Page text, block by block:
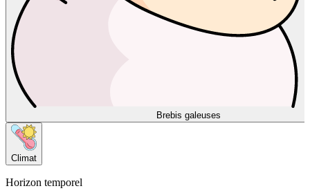
Brebis galeuses
Climat
Horizon temporel